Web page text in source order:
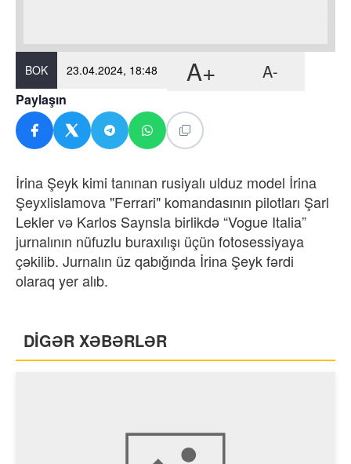
BOK 23.04.2024, 18:48 A+ A-
Paylaşın
İrina Şeyk kimi tanınan rusiyalı ulduz model İrina
Şeyxlislamova "Ferrari" komandasının pilotları Şarl
Lekler və Karlos Saynsla birlikdə “Vogue Italia”
jurnalının nüfuzlu buraxılışı üçün fotosessiyaya
çəkilib. Jurnalın üz qabığında İrina Şeyk fərdi
olaraq yer alıb.
DİGƏR XƏBƏRLƏR